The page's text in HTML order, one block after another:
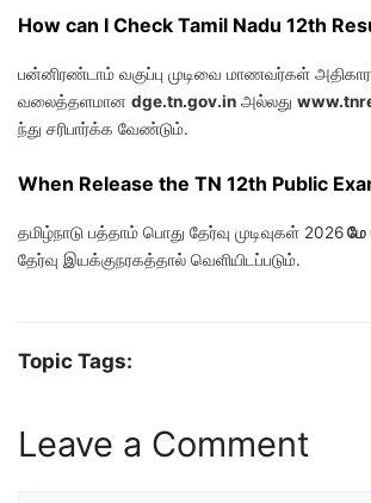
How can I Check Tamil Nadu 12th
பன்னிரண்டாம் வகுப்பு முடிவை மாணவர்கள்
வலைத்தளமான dge.tn.gov.in அல்லது
ந்து சரிபார்க்க வேண்டும்.
When Release the TN 12th Public
தமிழ்நாடு பத்தாம் பொது தேர்வு முடிவுகள் 2026மே
தேர்வு இயக்குநரகத்தால் வெளியிடப்படும்.
Topic Tags:
Leave a Comment